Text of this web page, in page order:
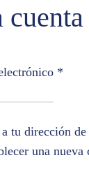
cuenta
*
tu dirección
una nueva